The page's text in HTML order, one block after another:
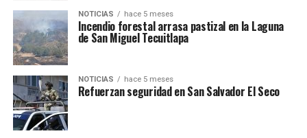
NOTICIAS hace 5 meses
Incendio forestal arrasa pastizal en la Laguna
de San Miguel Tecuitlapa
NOTICIAS hace 5 meses
Refuerzan seguridad en San Salvador El Seco